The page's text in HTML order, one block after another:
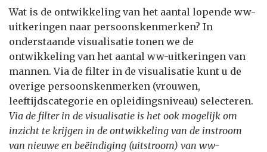
Wat is de ontwikkeling van het aantal lopende ww-
uitkeringen naar persoonskenmerken? In
onderstaande visualisatie tonen we de
ontwikkeling van het aantal ww-uitkeringen van
mannen. Via de filter in de visualisatie kunt u de
overige persoonskenmerken (vrouwen,
leeftijdscategorie en opleidingsniveau) selecteren.
Via de filter in de visualisatie is het ook mogelijk om
inzicht te krijgen in de ontwikkeling van de instroom
van nieuwe en beëindiging (uitstroom) van ww-